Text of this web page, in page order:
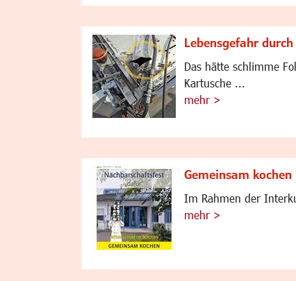
Lebensgefahr
Das hätte schlimme
Kartusche ...
mehr >
Gemeinsam
Im Rahmen der
mehr >